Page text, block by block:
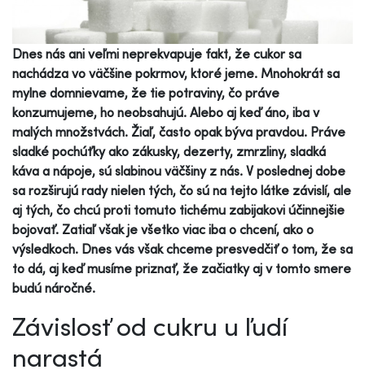
Dnes nás ani veľmi neprekvapuje fakt, že cukor sa
nachádza vo väčšine pokrmov, ktoré jeme. Mnohokrát sa
mylne domnievame, že tie potraviny, čo práve
konzumujeme, ho neobsahujú. Alebo aj keď áno, iba v
malých množstvách. Žiaľ, často opak býva pravdou. Práve
sladké pochúťky ako zákusky, dezerty, zmrzliny, sladká
káva a nápoje, sú slabinou väčšiny z nás. V poslednej dobe
sa rozširujú rady nielen tých, čo sú na tejto látke závislí, ale
aj tých, čo chcú proti tomuto tichému zabijakovi účinnejšie
bojovať. Zatiaľ však je všetko viac iba o chcení, ako o
výsledkoch. Dnes vás však chceme presvedčiť o tom, že sa
to dá, aj keď musíme priznať, že začiatky aj v tomto smere
budú náročné.
Závislosť od cukru u ľudí
narastá